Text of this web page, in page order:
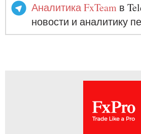
Аналитика FxTeam в
новости и аналитику